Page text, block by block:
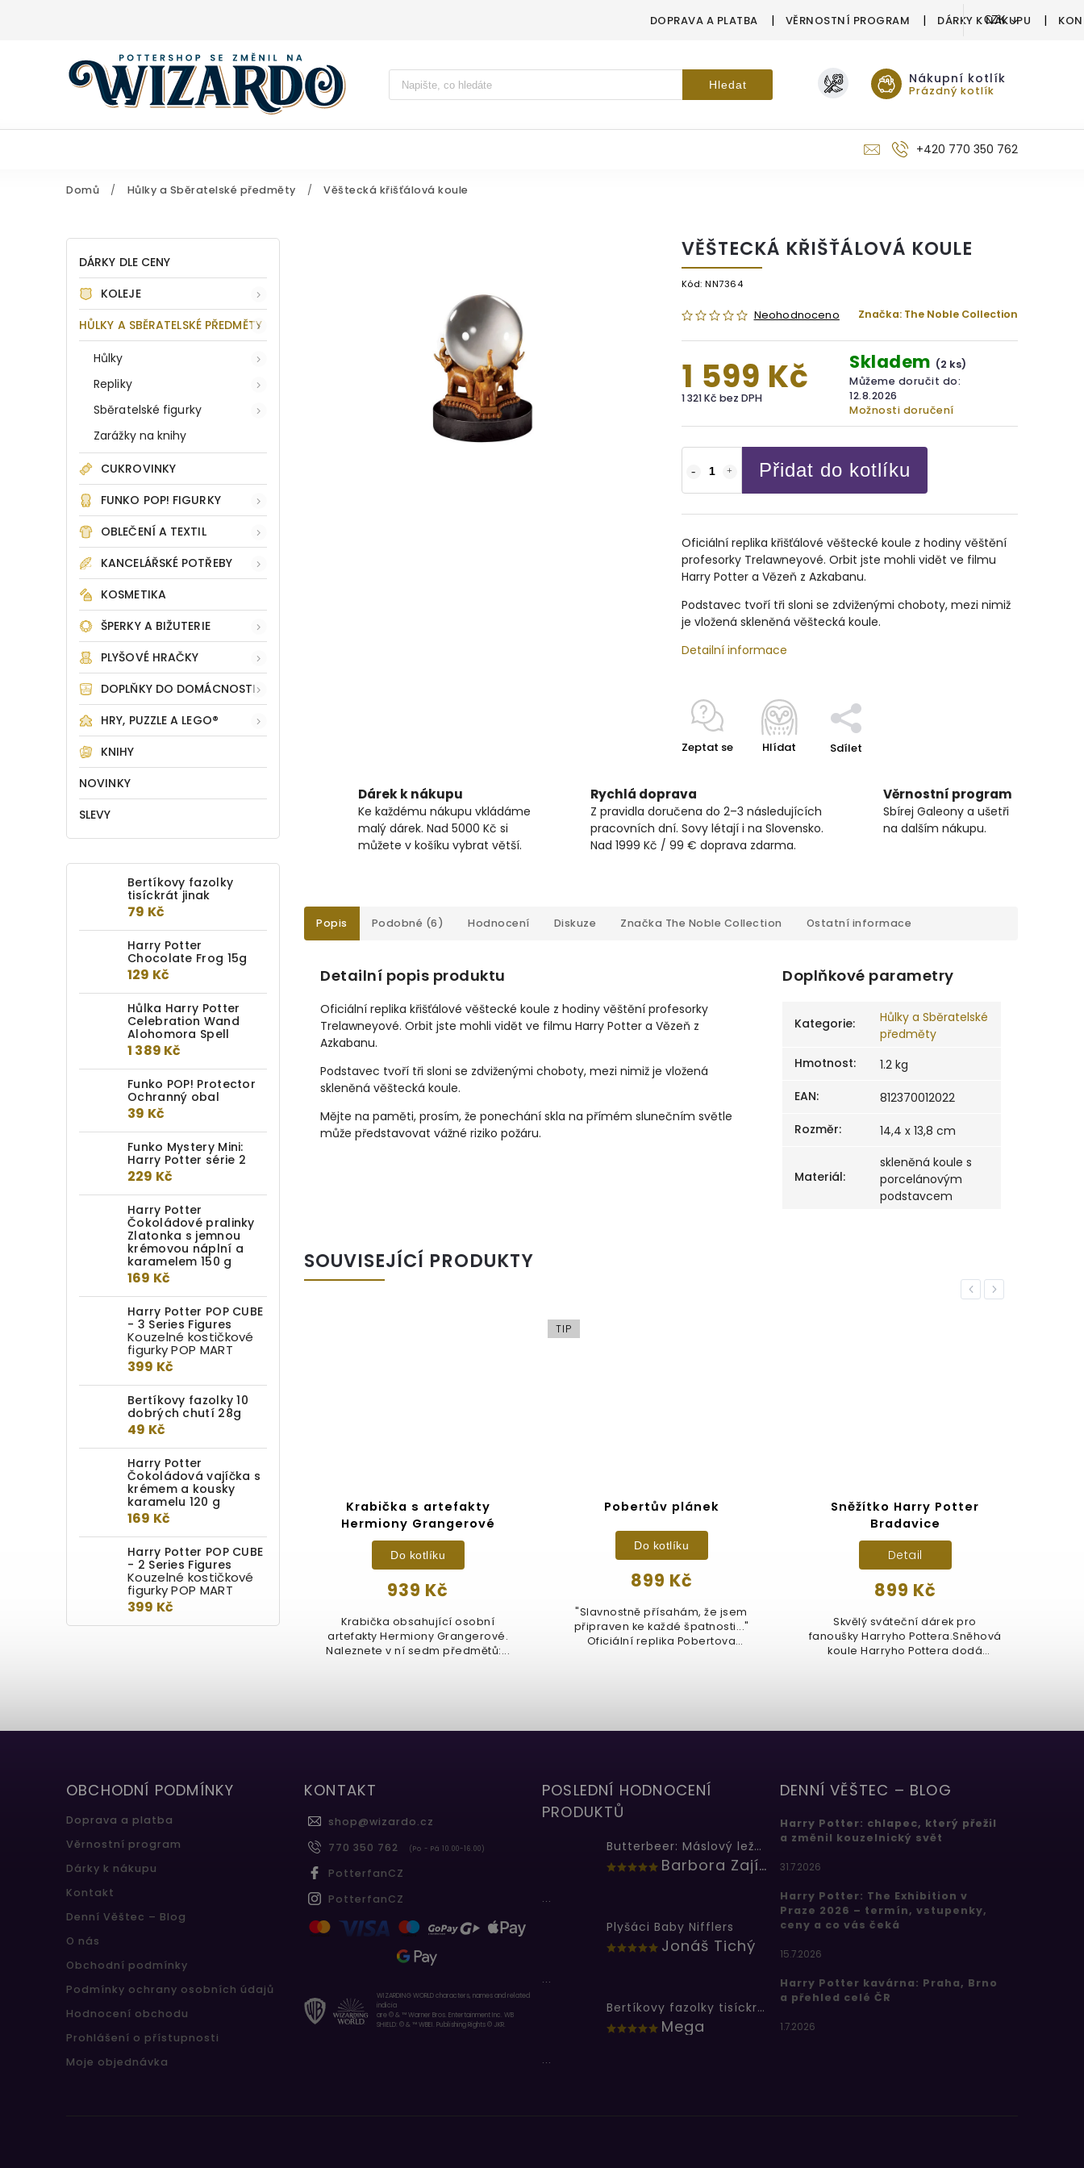
DOPRAVA A PLATBA VĚRNOSTNÍ PROGRAM DÁRKY K NÁKUPU
CZK
Vyhledávání Hledat Nákupní kotlík
Prázdný kotlík
+420 770 350 762
Domů / Hůlky a Sběratelské předměty / Věštecká křišťálová koule
DÁRKY DLE CENY
KOLEJE
HŮLKY A SBĚRATELSKÉ PŘEDMĚTY
Hůlky
Repliky
Sběratelské figurky
Zarážky na knihy
CUKROVINKY
FUNKO POP! FIGURKY
OBLEČENÍ A TEXTIL
KANCELÁŘSKÉ POTŘEBY
KOSMETIKA
ŠPERKY A BIŽUTERIE
PLYŠOVÉ HRAČKY
DOPLŇKY DO DOMÁCNOSTI
HRY, PUZZLE A LEGO®
KNIHY
NOVINKY
SLEVY
Bertíkovy fazolky
tisíckrát jinak
79 Kč
Harry Potter
Chocolate Frog 15g
129 Kč
Hůlka Harry Potter
Celebration Wand
Alohomora Spell
1 389 Kč
Funko POP! Protector
Ochranný obal
39 Kč
Funko Mystery Mini:
Harry Potter série 2
229 Kč
Harry Potter
Čokoládové pralinky
Zlatonka s jemnou
krémovou náplní a
karamelem 150 g
169 Kč
Harry Potter POP CUBE
- 3 Series Figures
Kouzelné kostičkové
figurky POP MART
399 Kč
Bertíkovy fazolky 10
dobrých chutí 28g
49 Kč
Harry Potter
Čokoládová vajíčka s
krémem a kousky
karamelu 120 g
169 Kč
Harry Potter POP CUBE
- 2 Series Figures
Kouzelné kostičkové
figurky POP MART
399 Kč
VĚŠTECKÁ KŘIŠŤÁLOVÁ KOULE
Kód: NN7364
Neohodnoceno Značka: The Noble Collection
1 599 Kč
1 321 Kč bez DPH
Skladem (2 ks)
Můžeme doručit do:
12.8.2026
Možnosti doručení
Přidat do kotlíku
Oficiální replika křišťálové věštecké koule z hodiny věštění
profesorky Trelawneyové. Orbit jste mohli vidět ve filmu
Harry Potter a Vězeň z Azkabanu.
Podstavec tvoří tři sloni se zdviženými choboty, mezi nimiž
je vložená skleněná věštecká koule.
Detailní informace
Zeptat se Hlídat Sdílet
Dárek k nákupu
Ke každému nákupu vkládáme
malý dárek. Nad 5000 Kč si
můžete v košíku vybrat větší.
Rychlá doprava
Z pravidla doručena do 2–3 následujících
pracovních dní. Sovy létají i na Slovensko.
Nad 1999 Kč / 99 € doprava zdarma.
Věrnostní program
Sbírej Galeony a ušetři
na dalším nákupu.
Popis Podobné (6) Hodnocení Diskuze Značka The Noble Collection Ostatní informace
Detailní popis produktu
Oficiální replika křišťálové věštecké koule z hodiny věštění profesorky
Trelawneyové. Orbit jste mohli vidět ve filmu Harry Potter a Vězeň z
Azkabanu.
Podstavec tvoří tři sloni se zdviženými choboty, mezi nimiž je vložená
skleněná věštecká koule.
Mějte na paměti, prosím, že ponechání skla na přímém slunečním světle
může představovat vážné riziko požáru.
Doplňkové parametry
Kategorie:
Hůlky a Sběratelské
předměty
Hmotnost:
1.2 kg
EAN:
812370012022
Rozměr: 14,4 x 13,8 cm
Materiál:
skleněná koule s
porcelánovým
podstavcem
SOUVISEJÍCÍ PRODUKTY
Previous
Lampička svítící lektvar
od599 Kč
Detail
Lampička, ve tvaru lahvičky s
mnoholičným lektvarem o výšce
Krabička s artefakty
Hermiony Grangerové
939 Kč
Do kotlíku
Krabička obsahující osobní
artefakty Hermiony Grangerové.
Naleznete v ní sedm předmětů:...
TIP
Pobertův plánek
899 Kč
Do kotlíku
"Slavnostně přísahám, že jsem
připraven ke každé špatnosti..."
Oficiální replika Pobertova
Sněžítko Harry Potter
Bradavice
899 Kč
Detail
Skvělý sváteční dárek pro
fanoušky Harryho Pottera.Sněhová
koule Harryho Pottera dodá
Next
OBCHODNÍ PODMÍNKY
Doprava a platba
Věrnostní program
Dárky k nákupu
Kontakt
Denní Věštec – Blog
O nás
Obchodní podmínky
Podmínky ochrany osobních údajů
Hodnocení obchodu
Prohlášení o přístupnosti
Moje objednávka
KONTAKT
shop@wizardo.cz
770 350 762
(Po - Pá 10.00-16.00)
PotterfanCZ
PotterfanCZ
WIZARDING WORLD characters, names and related
indicia
are © & ™ Warner Bros. Entertainment Inc. WB
SHIELD: © & ™ WBEI. Publishing Rights © JKR.
POSLEDNÍ HODNOCENÍ
PRODUKTŮ
Butterbeer: Máslový ležák
Barbora Zajícová
...
Plyšáci Baby Nifflers
Jonáš Tichý
...
Bertíkovy fazolky tisíckrát jinak
Mega
...
DENNÍ VĚŠTEC – BLOG
Harry Potter: chlapec, který přežil
a změnil kouzelnický svět
31.7.2026
Harry Potter: The Exhibition v
Praze 2026 – termín, vstupenky,
ceny a co vás čeká
15.7.2026
Harry Potter kavárna: Praha, Brno
a přehled celé ČR
1.7.2026